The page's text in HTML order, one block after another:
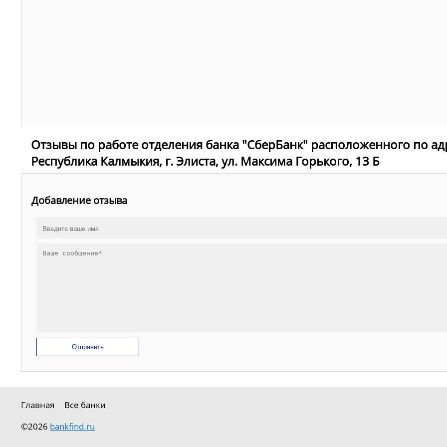
Отзывы по работе отделения банка "СберБанк" расположенного по
Республика Калмыкия, г. Элиста, ул. Максима Горького, 13 Б
Добавление отзыва
Отправить
Главная
Все банки
©2026 bankfind.ru